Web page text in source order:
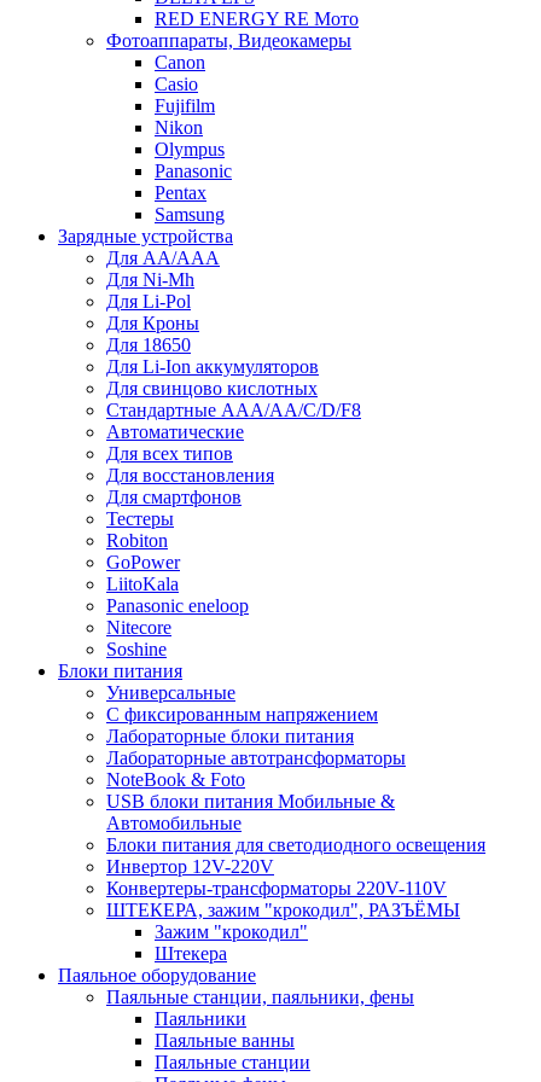
RED ENERGY RE Мото
Фотоаппараты, Видеокамеры
Canon
Casio
Fujifilm
Nikon
Olympus
Panasonic
Pentax
Samsung
Зарядные устройства
Для AA/AAA
Для Ni-Mh
Для Li-Pol
Для Кроны
Для 18650
Для Li-Ion аккумуляторов
Для свинцово кислотных
Стандартные ААА/АА/С/D/F8
Автоматические
Для всех типов
Для восстановления
Для смартфонов
Тестеры
Robiton
GoPower
LiitoKala
Panasonic eneloop
Nitecore
Soshine
Блоки питания
Универсальные
C фиксированным напряжением
Лабораторные блоки питания
Лабораторные автотрансформаторы
NoteBook & Foto
USB блоки питания Мобильные &
Автомобильные
Блоки питания для светодиодного освещения
Инвертор 12V-220V
Конвертеры-трансформаторы 220V-110V
ШТЕКЕРА, зажим "крокодил", РАЗЪЁМЫ
Зажим "крокодил"
Штекера
Паяльное оборудование
Паяльные станции, паяльники, фены
Паяльники
Паяльные ванны
Паяльные станции